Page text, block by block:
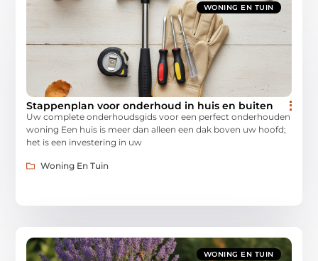
WONING EN TUIN
Stappenplan voor onderhoud in huis en buiten
Uw complete onderhoudsgids voor een perfect onderhouden
woning Een huis is meer dan alleen een dak boven uw hoofd;
het is een investering in uw
Woning En Tuin
WONING EN TUIN